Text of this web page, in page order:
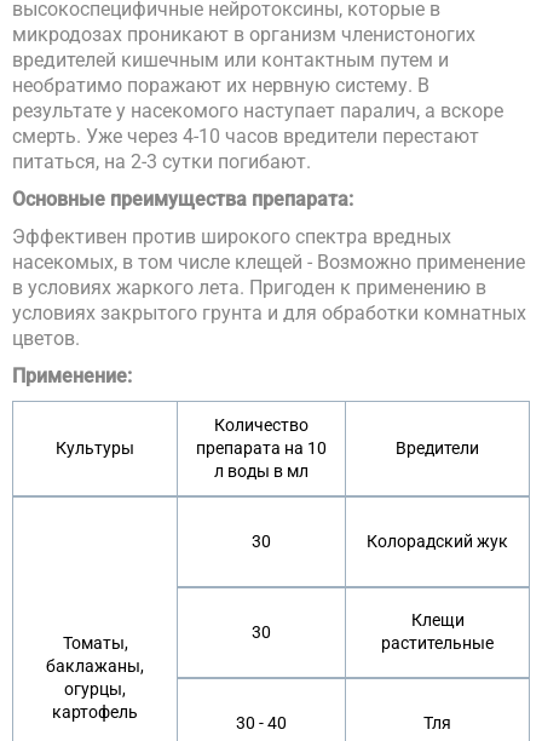
высокоспецифичные нейротоксины, которые в
микродозах проникают в организм членистоногих
вредителей кишечным или контактным путем и
необратимо поражают их нервную систему. В
результате у насекомого наступает паралич, а вскоре
смерть. Уже через 4-10 часов вредители перестают
питаться, на 2-3 сутки погибают.
Основные преимущества препарата:
Эффективен против широкого спектра вредных
насекомых, в том числе клещей - Возможно применение
в условиях жаркого лета. Пригоден к применению в
условиях закрытого грунта и для обработки комнатных
цветов.
Применение:
Культуры
Количество
препарата на 10
л воды в мл
Вредители
Томаты,
баклажаны,
огурцы,
картофель
30 Колорадский жук
30
Клещи
растительные
30 - 40 Тля